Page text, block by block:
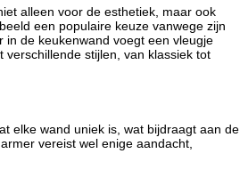
alleen voor de esthetiek, maar ook
een populaire keuze vanwege zijn
in de keukenwand voegt een vleugje
stijlen, van klassiek tot
elke wand uniek is, wat bijdraagt aan de
vereist wel enige aandacht,